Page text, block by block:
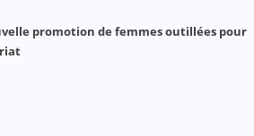
promotion de femmes outillées pour